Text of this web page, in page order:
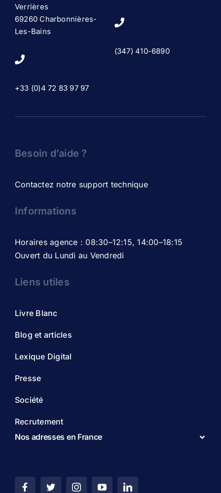
Verrières
69260 Charbonnières-
Les-Bains
+33 (0)4 72 83 97 97
(347) 410-6890
Besoin d’aide ?
Contactez notre support technique
Informations
Horaires agence : 08:30–12:15, 14:00–18:15
Ouvert du Lundi au Vendredi
Liens utiles
Livre Blanc
Blog et articles
Lexique Digital
Presse
Société
Recrutement
Nos adresses en France